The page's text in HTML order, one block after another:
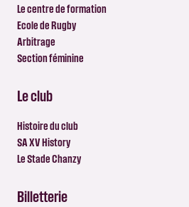
Le centre de formation
Ecole de Rugby
Arbitrage
Section féminine
Le club
Histoire du club
SA XV History
Le Stade Chanzy
Billetterie